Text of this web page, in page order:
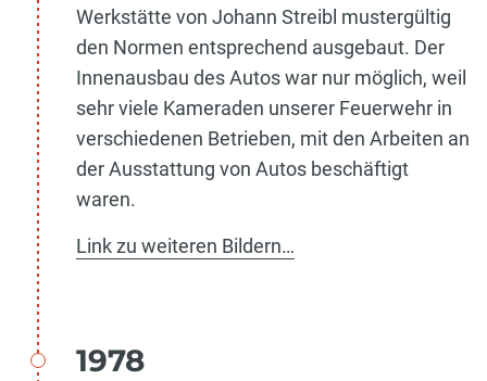
Werkstätte von Johann Streibl mustergültig
den Normen entsprechend ausgebaut. Der
Innenausbau des Autos war nur möglich, weil
sehr viele Kameraden unserer Feuerwehr in
verschiedenen Betrieben, mit den Arbeiten an
der Ausstattung von Autos beschäftigt
waren.
Link zu weiteren Bildern…
1978